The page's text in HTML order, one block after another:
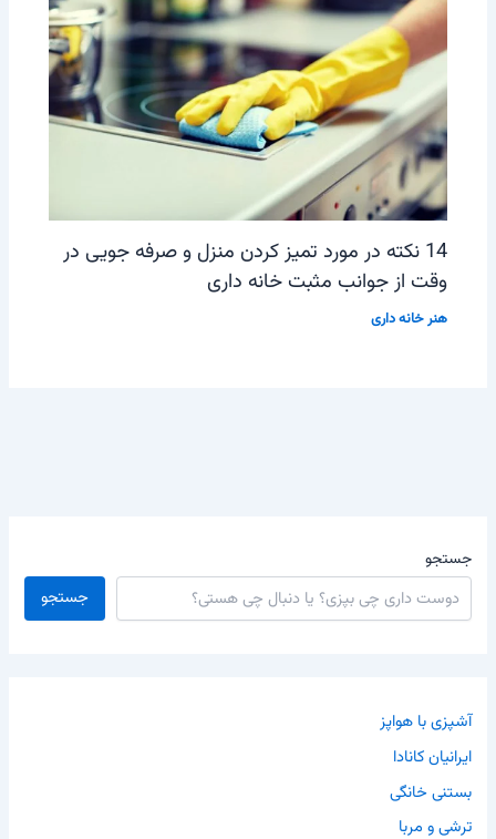
14 نکته در مورد تمیز کردن منزل و صرفه جویی در
وقت از جوانب مثبت خانه داری
هنر خانه داری
جستجو
جستجو
آشپزی با هواپز
ایرانیان کانادا
بستنی خانگی
ترشی و مربا